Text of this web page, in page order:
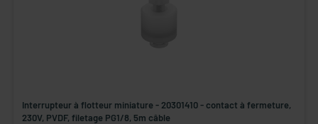
Interrupteur à flotteur miniature - 20301410 - contact à fermeture,
230V, PVDF, filetage PG1/8, 5m câble